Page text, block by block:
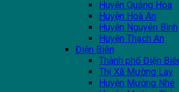
Huyện Quảng Hòa
Huyện Hoà An
Huyện Nguyên Bình
Huyện Thạch An
Điện Biên
Thành phố Điện
Thị Xã Mường Lay
Huyện Mường Nhé